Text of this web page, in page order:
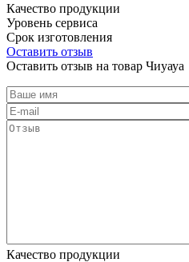
Качество продукции
Уровень сервиса
Срок изготовления
Оставить отзыв
Оставить отзыв на товар Чиуауа
Качество продукции